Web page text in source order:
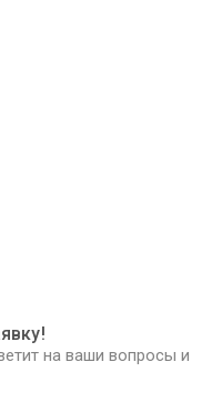
на ваши вопросы и